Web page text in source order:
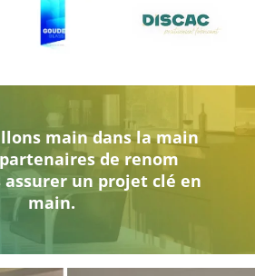
main dans la main
de renom
assurer un projet clé en
main.